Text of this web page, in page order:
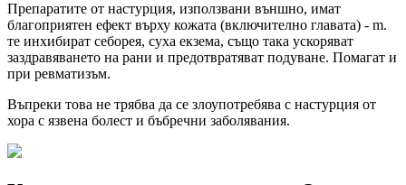
Препаратите от настурция, използвани външно, имат
благоприятен ефект върху кожата (включително главата) - m.
те инхибират себорея, суха екзема, също така ускоряват
заздравяването на рани и предотвратяват подуване. Помагат и
при ревматизъм.
Въпреки това не трябва да се злоупотребява с настурция от
хора с язвена болест и бъбречни заболявания.